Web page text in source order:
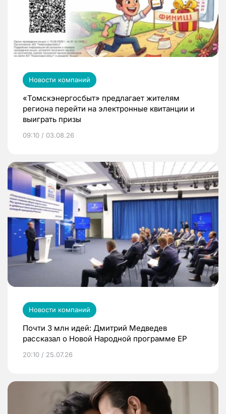
Новости компаний
«Томскэнергосбыт» предлагает жителям
региона перейти на электронные квитанции и
выиграть призы
09:10 / 03.08.26
Новости компаний
Почти 3 млн идей: Дмитрий Медведев
рассказал о Новой Народной программе ЕР
20:10 / 25.07.26